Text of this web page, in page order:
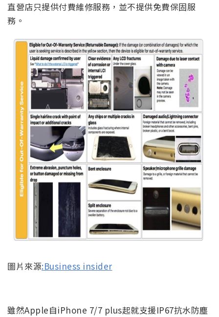
直營店只提供付費維修服務，並不提供免費保固服
務。
圖片來源:Business insider
雖然Apple自iPhone 7/7 plus起就支援IP67抗水防塵